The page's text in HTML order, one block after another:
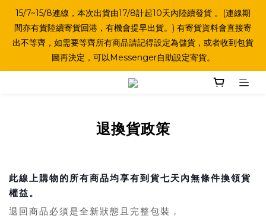
15/7~15/8連線，本次出貨由17/8計起10天內陸續發貨 。(連線期
間亦有貨陸續寄貨回港，有機會提早出貨。) 有寄貨資料會直接寄
出不等齊，如需要等齊所有商品請記得設定為儲貨，或者收到包貨
圖再決定，可以Messenger自助設定寄貨。
退換貨政策
此線上購物的所有商品均享有到貨七天內無條件換領貨
權益。
退回商品必須是全新狀態且完整包裝，